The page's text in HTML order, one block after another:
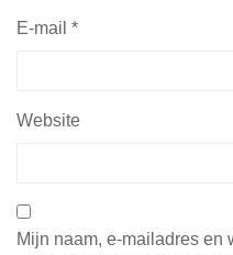
E-mail *
Website
Mijn naam, e-mailadres en